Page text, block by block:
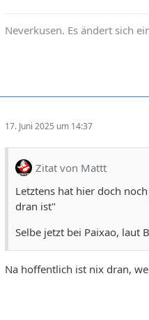
Neverkusen. Es ändert sich
17. Juni 2025 um 14:37
Zitat von Mattt
Letztens hat hier doch
dran ist"
Selbe jetzt bei Paixao, laut
Na hoffentlich ist nix dran,